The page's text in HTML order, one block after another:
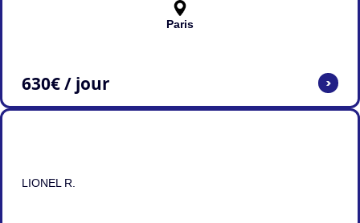
Paris
630€ / jour >
LIONEL R.